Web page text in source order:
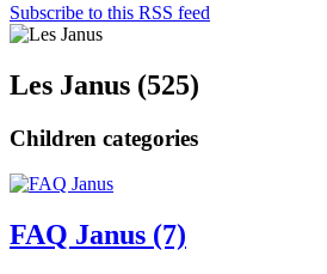
Subscribe to this RSS feed
Les Janus (525)
Children categories
FAQ Janus (7)